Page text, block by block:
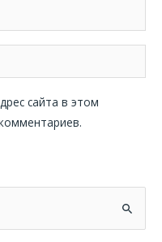
сайта в этом